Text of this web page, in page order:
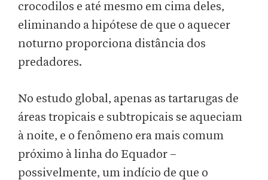
crocodilos e até mesmo em cima deles,
eliminando a hipótese de que o aquecer
noturno proporciona distância dos
predadores.
No estudo global, apenas as tartarugas de
áreas tropicais e subtropicais se aqueciam
à noite, e o fenômeno era mais comum
próximo à linha do Equador –
possivelmente, um indício de que o